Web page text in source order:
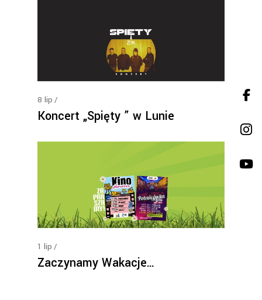
8 lip
Koncert „Spięty ” w Lunie
1 lip
Zaczynamy Wakacje…